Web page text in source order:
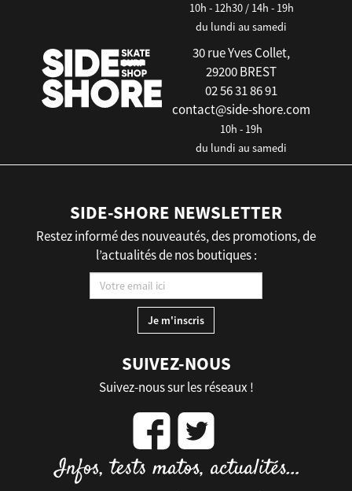
10h - 12h30 / 14h - 19h
du lundi au samedi
30 rue Yves Collet,
29200 BREST
02 56 31 86 91
contact@side-shore.com
10h - 19h
du lundi au samedi
SIDE-SHORE NEWSLETTER
Restez informé des nouveautés, des promotions, de
l’actualités de nos boutiques :
SUIVEZ-NOUS
Suivez-nous sur les réseaux !